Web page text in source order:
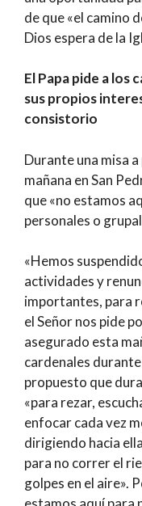
de que «el camino
Dios espera de la
El Papa pide a los
sus propios
consistorio
Durante una misa
mañana en San
que «no estamos
personales o
«Hemos
actividades y
importantes, para
el Señor nos pide
asegurado esta
cardenales durante
propuesto que
«para rezar,
enfocar cada vez
dirigiendo hacia
para no correr el
golpes en el aire».